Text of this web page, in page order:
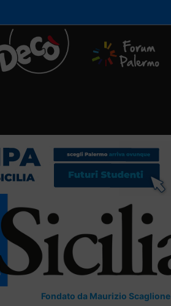
Fondato da Maurizio Scaglione